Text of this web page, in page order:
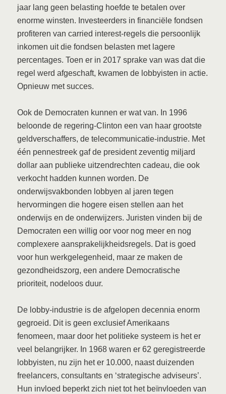
jaar lang geen belasting hoefde te betalen over
enorme winsten. Investeerders in financiële fondsen
profiteren van carried interest-regels die persoonlijk
inkomen uit die fondsen belasten met lagere
percentages. Toen er in 2017 sprake van was dat die
regel werd afgeschaft, kwamen de lobbyisten in actie.
Opnieuw met succes.
Ook de Democraten kunnen er wat van. In 1996
beloonde de regering-Clinton een van haar grootste
geldverschaffers, de telecommunicatie-industrie. Met
één pennestreek gaf de president zeventig miljard
dollar aan publieke uitzendrechten cadeau, die ook
verkocht hadden kunnen worden. De
onderwijsvakbonden lobbyen al jaren tegen
hervormingen die hogere eisen stellen aan het
onderwijs en de onderwijzers. Juristen vinden bij de
Democraten een willig oor voor nog meer en nog
complexere aansprakelijkheidsregels. Dat is goed
voor hun werkgelegenheid, maar ze maken de
gezondheidszorg, een andere Democratische
prioriteit, nodeloos duur.
De lobby-industrie is de afgelopen decennia enorm
gegroeid. Dit is geen exclusief Amerikaans
fenomeen, maar door het politieke systeem is het er
veel belangrijker. In 1968 waren er 62 geregistreerde
lobbyisten, nu zijn het er 10.000, naast duizenden
freelancers, consultants en ‘strategische adviseurs’.
Hun invloed beperkt zich niet tot het beïnvloeden van